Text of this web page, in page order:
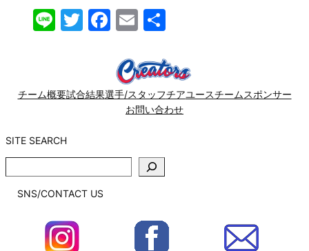
LineTwitter
Facebook
Email
共
チーム概要試合結果選手/スタッフチアユースチームスポンサー
お問い合わせ
SITE SEARCH
SNS/CONTACT US